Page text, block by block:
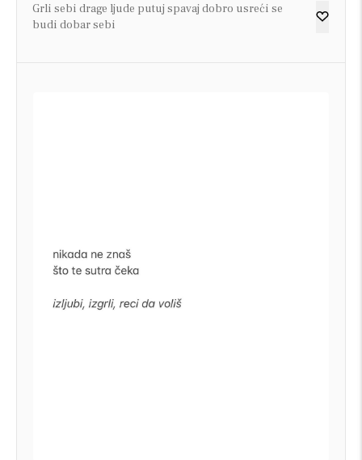
Grli sebi drage ljude putuj spavaj dobro usreći se
budi dobar sebi